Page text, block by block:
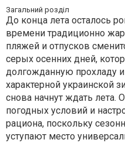
Загальний розділ
До конца лета осталось
времени традиционно
пляжей и отпусков
серых осенних дней,
долгожданную прохладу
характерной украинской
снова начнут ждать лета.
погодных условий и
рациона, поскольку
уступают место